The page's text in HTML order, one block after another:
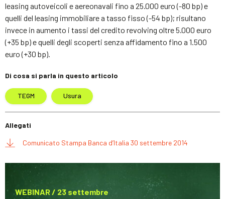
leasing autoveicoli e aereonavali fino a 25.000 euro (-80 bp) e
quelli del leasing immobiliare a tasso fisso (-54 bp); risultano
invece in aumento i tassi del credito revolving oltre 5.000 euro
(+35 bp) e quelli degli scoperti senza affidamento fino a 1.500
euro (+30 bp).
Di cosa si parla in questo articolo
TEGM Usura
Allegati
Comunicato Stampa Banca d’Italia 30 settembre 2014
WEBINAR / 23 settembre